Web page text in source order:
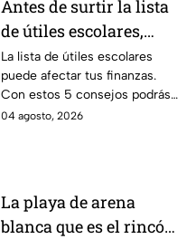
Antes de surtir la lista
de útiles escolares,
sigue estos 5 consejos
que pueden ahorrar
miles de pesos
La lista de útiles escolares
puede afectar tus finanzas.
Con estos 5 consejos podrás
organizar tus compras, ahorrar
04 agosto, 2026
La playa de arena
blanca que es el rincón